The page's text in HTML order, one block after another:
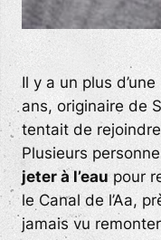
Il y a un plus
ans, originaire de
tentait de
Plusieurs
jeter à l’eau pour
le Canal de l’Aa,
jamais vu